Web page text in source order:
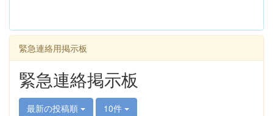
緊急連絡用掲示板
緊急連絡掲示板
最新の投稿順 10件